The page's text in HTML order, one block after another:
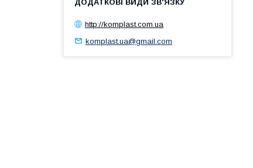
http://komplast.com.ua
komplast.ua@gmail.com